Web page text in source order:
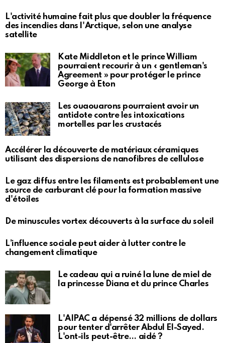
L'activité humaine fait plus que doubler la fréquence
des incendies dans l'Arctique, selon une analyse
satellite
Kate Middleton et le prince William
pourraient recourir à un « gentleman's
Agreement » pour protéger le prince
George à Eton
Les ouaouarons pourraient avoir un
antidote contre les intoxications
mortelles par les crustacés
Accélérer la découverte de matériaux céramiques
utilisant des dispersions de nanofibres de cellulose
Le gaz diffus entre les filaments est probablement une
source de carburant clé pour la formation massive
d'étoiles
De minuscules vortex découverts à la surface du soleil
L’influence sociale peut aider à lutter contre le
changement climatique
Le cadeau qui a ruiné la lune de miel de
la princesse Diana et du prince Charles
L'AIPAC a dépensé 32 millions de dollars
pour tenter d'arrêter Abdul El-Sayed.
L'ont-ils peut-être… aidé ?